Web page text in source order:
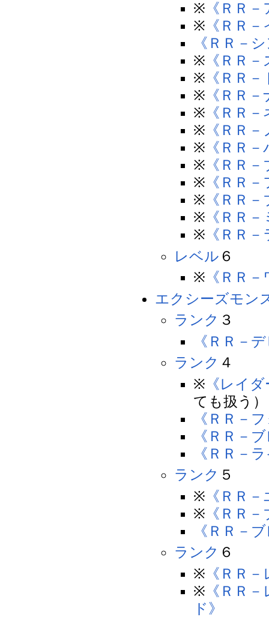
※ 《ＲＲ
※ 《ＲＲ
《ＲＲ－
※ 《ＲＲ
※ 《ＲＲ
※ 《ＲＲ
※ 《ＲＲ
※ 《ＲＲ
※ 《ＲＲ
※ 《ＲＲ
※ 《ＲＲ
※ 《ＲＲ
※ 《ＲＲ
※ 《ＲＲ
レベル ６
※ 《ＲＲ
エクシーズモン
ランク ３
《ＲＲ－
ランク ４
※ 《レイ
ても扱う）
《ＲＲ－
《ＲＲ－
《ＲＲ－
ランク ５
※ 《ＲＲ
※ 《ＲＲ
《ＲＲ－
ランク ６
※ 《ＲＲ
※ 《ＲＲ
ド》